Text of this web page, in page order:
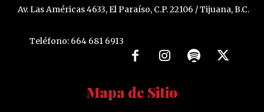
Av. Las Américas 4633, El Paraíso, C.P. 22106 / Tijuana, B.C.
Teléfono: 664 681 6913
Mapa de Sitio